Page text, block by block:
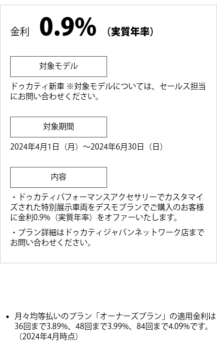
金利 0.9% （実質年率）
対象モデル
ドゥカティ新車 ※対象モデルについては、セールス担当
にお問い合わせください。
対象期間
2024年4月1日（月）～2024年6月30日（日）
内容
・ドゥカティパフォーマンスアクセサリーでカスタマイ
ズされた特別展示車両をデスモプランでご購入のお客様
に金利0.9%（実質年率）をオファーいたします。
・プラン詳細はドゥカティジャパンネットワーク店まで
お問い合わせください。
月々均等払いのプラン「オーナーズプラン」の適用金利は
36回まで3.89%、48回まで3.99%、84回まで4.09%です。
（2024年4月時点）